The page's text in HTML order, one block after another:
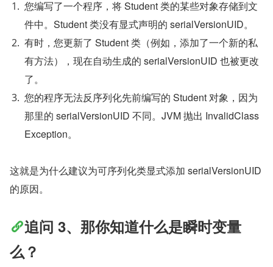
您编写了一个程序，将 Student 类的某些对象存储到文
件中。Student 类没有显式声明的 serialVersionUID。
有时，您更新了 Student 类（例如，添加了一个新的私
有方法），现在自动生成的 serialVersionUID 也被更改
了。
您的程序无法反序列化先前编写的 Student 对象，因为
那里的 serialVersionUID 不同。JVM 抛出 InvalidClass
Exception。
这就是为什么建议为可序列化类显式添加 serialVersionUID
的原因。
追问 3、那你知道什么是瞬时变量
么？